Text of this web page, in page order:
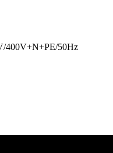
400V+N+PE/50Hz